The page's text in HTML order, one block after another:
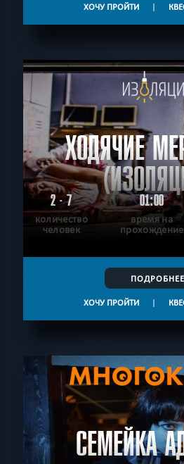
ХОЧУ ПРОЙТИ |
ХОДЯЧИЕ
2 - 7
количество
человек
01:00
время на
прохождение
ПОДРОБНЕЕ
ХОЧУ ПРОЙТИ |
СЕМЕЙКА